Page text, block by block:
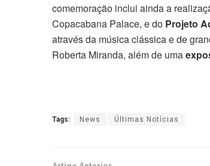
comemoração inclui ainda a
Copacabana Palace, e do Projeto
através da música clássica e de
Roberta Miranda, além de uma
Tags: News Últimas Notícias